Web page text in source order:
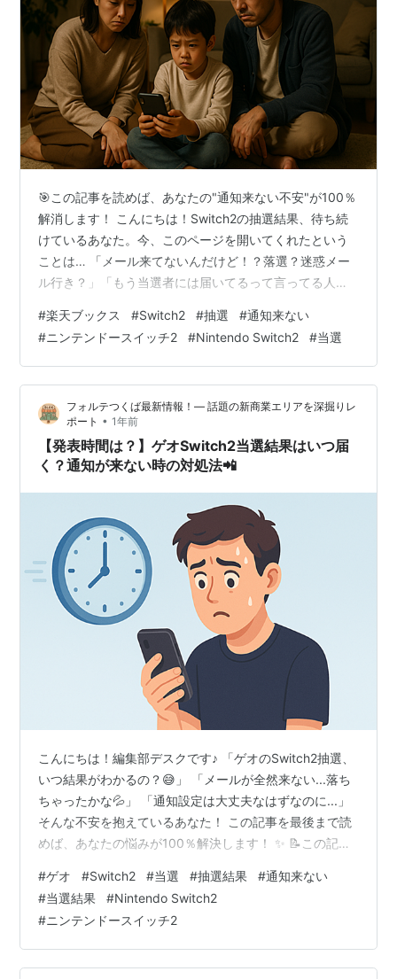
🎯この記事を読めば、あなたの"通知来ない不安"が100％
解消します！ こんにちは！Switch2の抽選結果、待ち続
けているあなた。今、このページを開いてくれたという
ことは… 「メール来てないんだけど！？落選？迷惑メー
ル行き？」「もう当選者には届いてるって言ってる人も
ヤモヤしていませんか？😢💨 この記事では、楽天ブック
スSwitch2抽選（第2回）の✅ 通知が来るタイミング✅ 通
知が来ない時の対処法✅ 当選しても無効になるパターン
まで 🌈すべてわかりやすくまとめました！ しかもただの
情報じゃありません。SNSやユーザーのリアルな声、運
営の公式…
#楽天ブックス #Switch2 #抽選 #通知来ない
#ニンテンドースイッチ2 #Nintendo Switch2 #当選
フォルテつくば最新情報！— 話題の新商業エリアを深掘りレ
ポート • 1年前
【発表時間は？】ゲオSwitch2当選結果はいつ届
く？通知が来ない時の対処法📲
こんにちは！編集部デスクです♪ 「ゲオのSwitch2抽選、
いつ結果がわかるの？😅」 「メールが全然来ない...落ち
ちゃったかな💦」 「通知設定は大丈夫なはずなのに...」
そんな不安を抱えているあなた！ この記事を最後まで読
めば、あなたの悩みが100％解決します！ ✨ 📝この記事
知が来ない時の具体的対処法 ✅ 他店舗の抽選情報も徹底
比較 ✅ 当選確率を上げる裏ワザも公開 Switch2を手に入
れるチャンスを絶対に逃したくないあなたへ 今すぐ読み
進めてください🔥 (この記事には一部プロモーションが含
まれています。) 👉🔗 今すぐ楽…
#ゲオ #Switch2 #当選 #抽選結果 #通知来ない
#当選結果 #Nintendo Switch2
#ニンテンドースイッチ2